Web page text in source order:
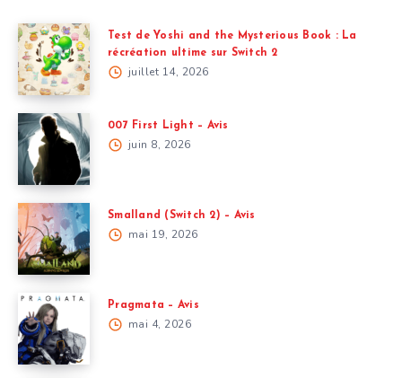
Test de Yoshi and the Mysterious Book : La
récréation ultime sur Switch 2
juillet 14, 2026
007 First Light – Avis
juin 8, 2026
Smalland (Switch 2) – Avis
mai 19, 2026
Pragmata – Avis
mai 4, 2026